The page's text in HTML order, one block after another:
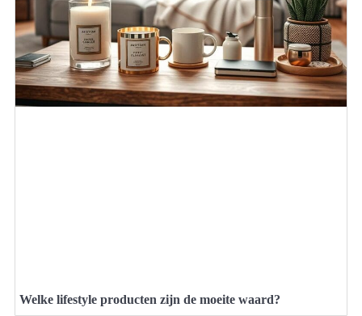
Welke lifestyle producten zijn de moeite waard?